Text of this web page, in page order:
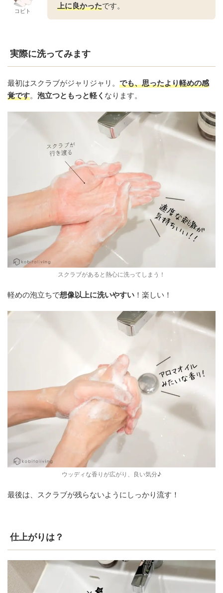
コビト
上に良かったです。
実際に洗ってみます
最初はスクラブがジャリジャリ。 でも、思ったより軽めの感
覚です。 泡立つともっと軽く なります。
スクラブがあると熱心に洗ってしまう！
軽めの泡立ちで想像以上に洗いやすい ！楽しい！
ウッディな香りが広がり、良い気分♪
最後は、スクラブが残らないようにしっかり流す！
仕上がりは？